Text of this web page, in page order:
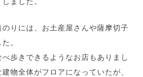
りには、お土産屋さんや薩摩切子
。
歩きできるようなお店もありまし
物全体がフロアになっていたが、